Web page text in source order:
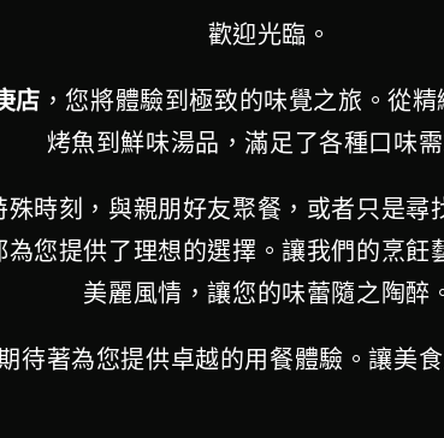
歡迎光臨。
店 ，您將體驗到極致的味覺之旅。從
烤魚到鮮味湯品，滿足了各種口味需
時刻，與親朋好友聚餐，或者只是尋
您提供了理想的選擇。讓我們的烹飪
美麗風情，讓您的味蕾隨之陶醉
待著為您提供卓越的用餐體驗。讓美